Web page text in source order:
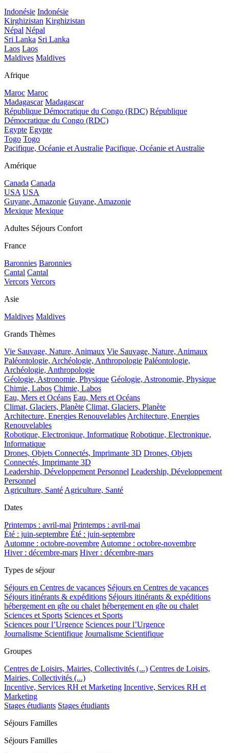
Indonésie Indonésie
Kirghizistan Kirghizistan
Népal Népal
Sri Lanka Sri Lanka
Laos Laos
Maldives Maldives
Afrique
Maroc Maroc
Madagascar Madagascar
République Démocratique du Congo (RDC) République
Démocratique du Congo (RDC)
Egypte Egypte
Togo Togo
Pacifique, Océanie et Australie Pacifique, Océanie et Australie
Amérique
Canada Canada
USA USA
Guyane, Amazonie Guyane, Amazonie
Mexique Mexique
Adultes Séjours Confort
France
Baronnies Baronnies
Cantal Cantal
Vercors Vercors
Asie
Maldives Maldives
Grands Thèmes
Vie Sauvage, Nature, Animaux Vie Sauvage, Nature, Animaux
Paléontologie, Archéologie, Anthropologie Paléontologie,
Archéologie, Anthropologie
Géologie, Astronomie, Physique Géologie, Astronomie, Physique
Chimie, Labos Chimie, Labos
Eau, Mers et Océans Eau, Mers et Océans
Climat, Glaciers, Planète Climat, Glaciers, Planète
Architecture, Energies RenouvelablesArchitecture, Energies
Renouvelables
Robotique, Electronique, Informatique Robotique, Electronique,
Informatique
Drones, Objets Connectés, Imprimante 3D Drones, Objets
Connectés, Imprimante 3D
Leadership, Développement Personnel Leadership, Développement
Personnel
Agriculture, SantéAgriculture, Santé
Dates
Printemps : avril-mai Printemps : avril-mai
Été : juin-septembre Été : juin-septembre
Automne : octobre-novembreAutomne : octobre-novembre
Hiver : décembre-mars Hiver : décembre-mars
Types de séjour
Séjours en Centres de vacances Séjours en Centres de vacances
Séjours itinérants & expéditions Séjours itinérants & expéditions
hébergement en gîte ou chalet hébergement en gîte ou chalet
Sciences et Sports Sciences et Sports
Sciences pour l’Urgence Sciences pour l’Urgence
Journalisme Scientifique Journalisme Scientifique
Groupes
Centres de Loisirs, Mairies, Collectivités (...) Centres de Loisirs,
Mairies, Collectivités (...)
Incentive, Services RH et Marketing Incentive, Services RH et
Marketing
Stages étudiants Stages étudiants
Séjours Familles
Séjours Familles